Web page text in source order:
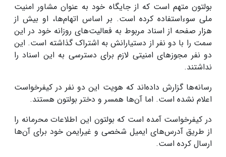
بولتون متهم است که از جایگاه خود به عنوان مشاور امنیت
ملی سوءاستفاده کرده است. بر اساس اتهام‌ها، او بیش از
هزار صفحه از اسناد مربوط به فعالیت‌های روزانه خود در این
سمت را با دو نفر از دستیارانش به اشتراک گذاشته است. این
دو نفر مجوزهای امنیتی لازم برای دسترسی به این اسناد را
نداشتند.
رسانه‌ها گزارش داده‌اند که هویت این دو نفر در کیفرخواست
اعلام نشده است. اما آن‌ها همسر و دختر بولتون هستند.
در کیفرخواست آمده است که بولتون این اطلاعات محرمانه را
از طریق آدرس‌های ایمیل شخصی و غیرایمن خود برای آن‌ها
ارسال کرده است.